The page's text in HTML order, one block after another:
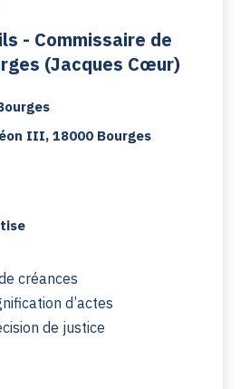
- Commissaire de
(Jacques Cœur)
III, 18000 Bourges
créances
d’actes
de justice